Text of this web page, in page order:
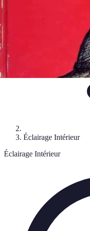
Éclairage Intérieur
Éclairage Intérieur